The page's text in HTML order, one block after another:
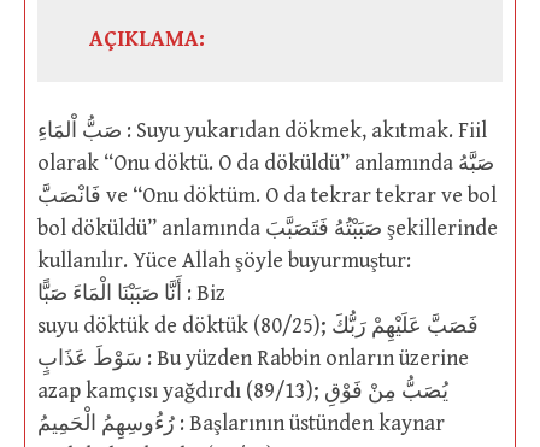
AÇIKLAMA:
صَبُّ اْلمَاءِ : Suyu yukarıdan dökmek, akıtmak. Fiil
olarak “Onu döktü. O da döküldü” anlamında صَبَّهُ
فَانْصَبَّ ve “Onu döktüm. O da tekrar tekrar ve bol
bol döküldü” anlamında صَبَبْتُهُ فَتَصَبَّبَ şekillerinde
kullanılır. Yüce Allah şöyle buyurmuştur:
أَنَّا صَبَبْنَا الْمَاءَ صَبًّا : Biz
suyu döktük de döktük (80/25); فَصَبَّ عَلَيْهِمْ رَبُّكَ
سَوْطَ عَذَابٍ : Bu yüzden Rabbin onların üzerine
azap kamçısı yağdırdı (89/13); يُصَبُّ مِنْ فَوْقِ
رُءُوسِهِمُ الْحَمِيمُ : Başlarının üstünden kaynar